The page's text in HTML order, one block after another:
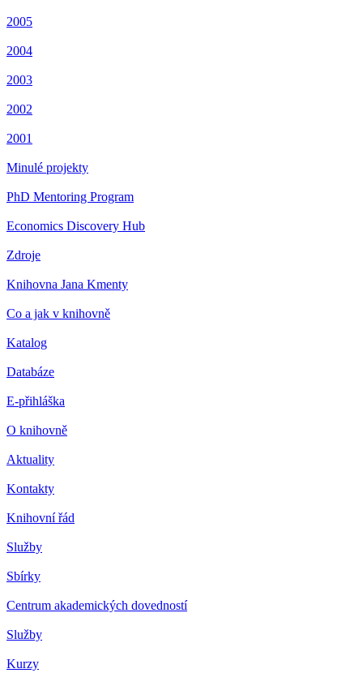
2005
2004
2003
2002
2001
Minulé projekty
PhD Mentoring Program
Economics Discovery Hub
Zdroje
Knihovna Jana Kmenty
Co a jak v knihovně
Katalog
Databáze
E-přihláška
O knihovně
Aktuality
Kontakty
Knihovní řád
Služby
Sbírky
Centrum akademických dovedností
Služby
Kurzy